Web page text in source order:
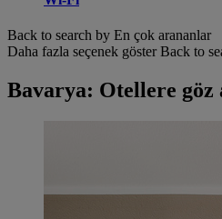
Back to search by En çok arananlar
Daha fazla seçenek göster Back to
Bavarya: Otellere göz